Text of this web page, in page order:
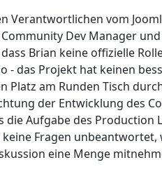
Verantwortlichen vom
Dev Manager
Brian keine offizielle
- das Projekt hat keinen
am Runden Tisch
der Entwicklung des
Aufgabe des Production
keine Fragen
eine Menge